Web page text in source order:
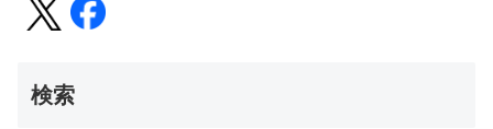
検索